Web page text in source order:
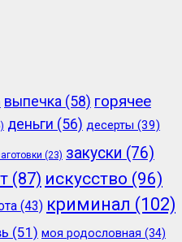
выпечка (58) горячее
деньги (56) десерты (39)
(23) закуски (76)
(87) искусство (96)
(43) криминал (102)
(51) моя родословная (34)